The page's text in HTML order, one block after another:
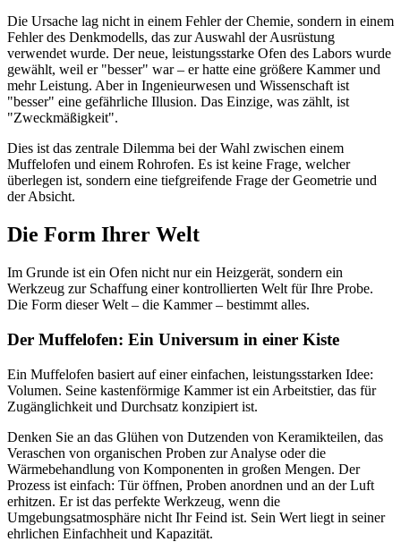
Die Ursache lag nicht in einem Fehler der Chemie, sondern in einem
Fehler des Denkmodells, das zur Auswahl der Ausrüstung
verwendet wurde. Der neue, leistungsstarke Ofen des Labors wurde
gewählt, weil er "besser" war – er hatte eine größere Kammer und
mehr Leistung. Aber in Ingenieurwesen und Wissenschaft ist
"besser" eine gefährliche Illusion. Das Einzige, was zählt, ist
"Zweckmäßigkeit".
Dies ist das zentrale Dilemma bei der Wahl zwischen einem
Muffelofen und einem Rohrofen. Es ist keine Frage, welcher
überlegen ist, sondern eine tiefgreifende Frage der Geometrie und
der Absicht.
Die Form Ihrer Welt
Im Grunde ist ein Ofen nicht nur ein Heizgerät, sondern ein
Werkzeug zur Schaffung einer kontrollierten Welt für Ihre Probe.
Die Form dieser Welt – die Kammer – bestimmt alles.
Der Muffelofen: Ein Universum in einer Kiste
Ein Muffelofen basiert auf einer einfachen, leistungsstarken Idee:
Volumen. Seine kastenförmige Kammer ist ein Arbeitstier, das für
Zugänglichkeit und Durchsatz konzipiert ist.
Denken Sie an das Glühen von Dutzenden von Keramikteilen, das
Veraschen von organischen Proben zur Analyse oder die
Wärmebehandlung von Komponenten in großen Mengen. Der
Prozess ist einfach: Tür öffnen, Proben anordnen und an der Luft
erhitzen. Er ist das perfekte Werkzeug, wenn die
Umgebungsatmosphäre nicht Ihr Feind ist. Sein Wert liegt in seiner
ehrlichen Einfachheit und Kapazität.